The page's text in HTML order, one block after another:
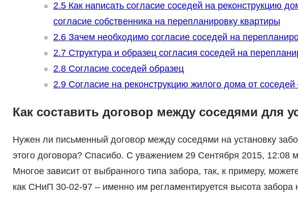
2.5Как написать согласие соседей на реконструкцию
согласие собственника на перепланировку квартиры
2.6Зачем необходимо согласие соседей на
2.7Структура и образец согласия соседей на
2.8Согласие соседей образец
2.9Согласие на реконструкцию жилого дома от соседей
Как составить договор между соседями для
Нужен ли письменный договор между соседями на установку
этого договора? Спасибо. С уважением 29 Сентября 2015, 12:08
Многое зависит от выбранного типа забора, так, к примеру,
как СНиП 30-02-97 – именно им регламентируется высота забора